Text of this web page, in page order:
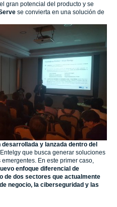
gran potencial del producto y se
se convierta en una solución de
y lanzada dentro del
que busca generar soluciones
En este primer caso,
enfoque diferencial de
de dos sectores que actualmente
negocio, la ciberseguridad y las